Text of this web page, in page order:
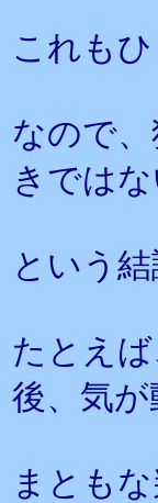
これも
なので
きではな
という結
たとえ
後、気が
まとも